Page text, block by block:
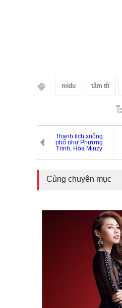
midu tâm tít
Thanh lịch xuống
phố như Phương
Trinh, Hòa Minzy
Cùng chuyên mục